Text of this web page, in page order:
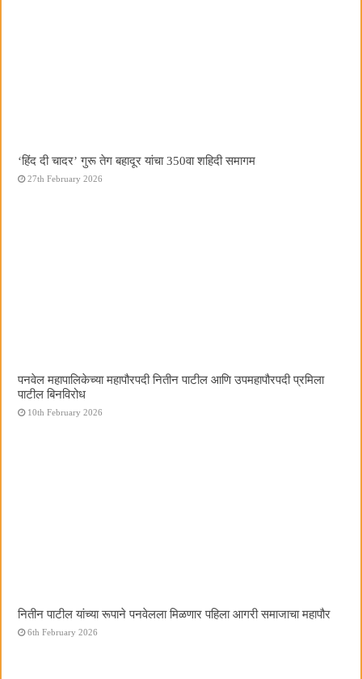
‘हिंद दी चादर’ गुरू तेग बहादूर यांचा 350वा शहिदी समागम
27th February 2026
पनवेल महापालिकेच्या महापौरपदी नितीन पाटील आणि उपमहापौरपदी प्रमिला
पाटील बिनविरोध
10th February 2026
नितीन पाटील यांच्या रूपाने पनवेलला मिळणार पहिला आगरी समाजाचा महापौर
6th February 2026